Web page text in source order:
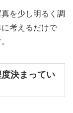
を少し明るく調
考えるだけで
決まってい